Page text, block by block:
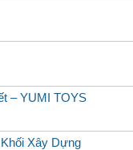
– YUMI TOYS
Xây Dựng